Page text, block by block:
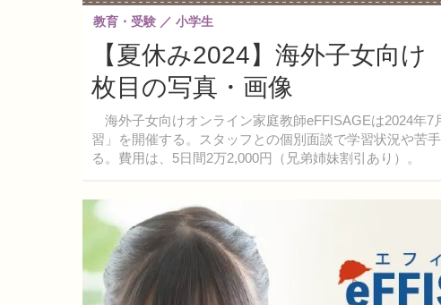
【夏休み2024】海外子女向
枚目の写真・画像
海外子女向けオンライン家庭教師eFFISAGEは2024年
習」を開催する。スタッフとの個別面談で学習状況や苦
る。費用は、5日間2万2,000円（兄弟姉妹割引あり）。
教育・受験 小学生